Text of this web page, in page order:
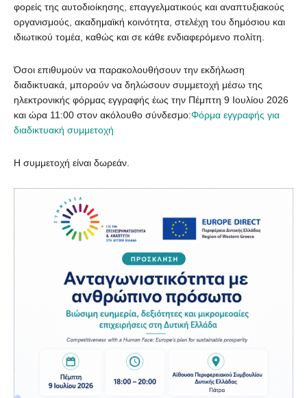
φορείς της αυτοδιοίκησης, επαγγελματικούς και αναπτυξιακούς
οργανισμούς, ακαδημαϊκή κοινότητα, στελέχη του δημόσιου και
ιδιωτικού τομέα, καθώς και σε κάθε ενδιαφερόμενο πολίτη.
Όσοι επιθυμούν να παρακολουθήσουν την εκδήλωση
διαδικτυακά, μπορούν να δηλώσουν συμμετοχή μέσω της
ηλεκτρονικής φόρμας εγγραφής έως την Πέμπτη 9 Ιουλίου 2026
και ώρα 11:00 στον ακόλουθο σύνδεσμο:Φόρμα εγγραφής για
διαδικτυακή συμμετοχή
Η συμμετοχή είναι δωρεάν.